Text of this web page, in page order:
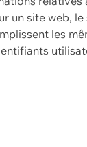
site web,
les